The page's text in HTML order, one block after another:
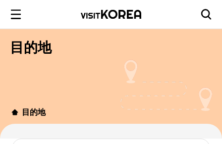
目的地
目的地